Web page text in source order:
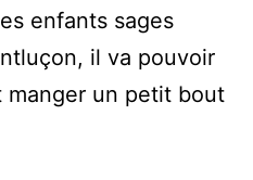
enfants sages
il va pouvoir
manger un petit bout